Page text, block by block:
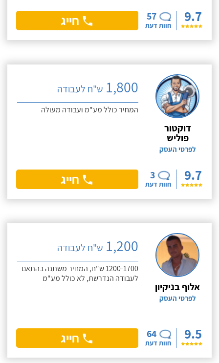
9.7
57
חוות דעת חייג
דוקטור
פוליש
לפרטי העסק
9.7
3
חוות דעת
1,800 ש"ח לעבודה
המחיר כולל מע"מ ועבודה מעולה
חייג
אלוף בניקיון
לפרטי העסק
9.5
64
חוות דעת
1,200 ש"ח לעבודה
1200-1700 ש"ח, המחיר משתנה בהתאם
לעבודה הנדרשת, לא כולל מע"מ
חייג